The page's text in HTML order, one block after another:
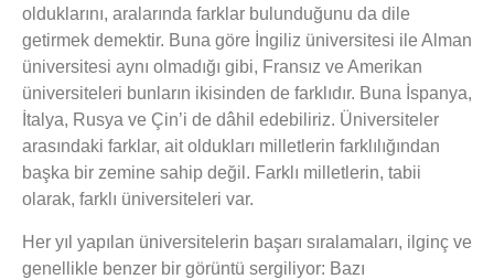
olduklarını, aralarında farklar bulunduğunu da dile
getirmek demektir. Buna göre İngiliz üniversitesi ile Alman
üniversitesi aynı olmadığı gibi, Fransız ve Amerikan
üniversiteleri bunların ikisinden de farklıdır. Buna İspanya,
İtalya, Rusya ve Çin’i de dâhil edebiliriz. Üniversiteler
arasındaki farklar, ait oldukları milletlerin farklılığından
başka bir zemine sahip değil. Farklı milletlerin, tabii
olarak, farklı üniversiteleri var.
Her yıl yapılan üniversitelerin başarı sıralamaları, ilginç ve
genellikle benzer bir görüntü sergiliyor: Bazı